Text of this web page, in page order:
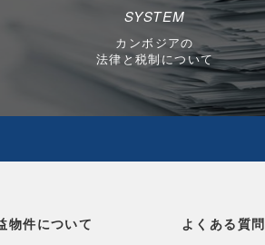
SYSTEM
カンボジアの
法律と税制について
物件について
よくある質問